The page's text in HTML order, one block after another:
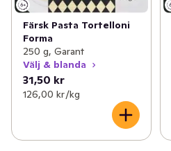
Färsk Pasta Tortelloni
Forma
250 g, Garant
Välj & blanda
31,50 kr
126,00 kr /kg